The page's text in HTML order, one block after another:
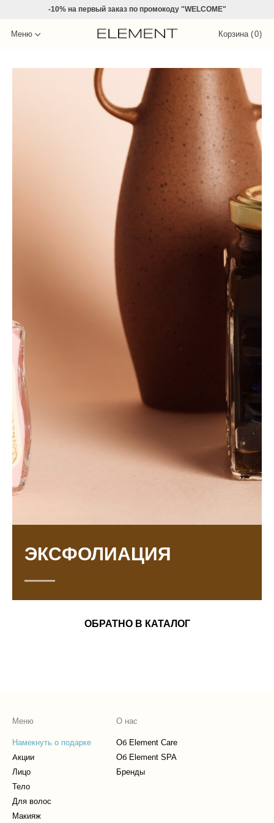
-10% напервый заказ по промокоду "WELCOME"
Корзина (0)
Меню
ЭКСФОЛИАЦИЯ
ОБРАТНО В КАТАЛОГ
Меню
Акции
Лицо
Тело
Для волос
Макияж
О нас
Об Element Care
Бренды
Об Element SPA
Намекнуть о подарке